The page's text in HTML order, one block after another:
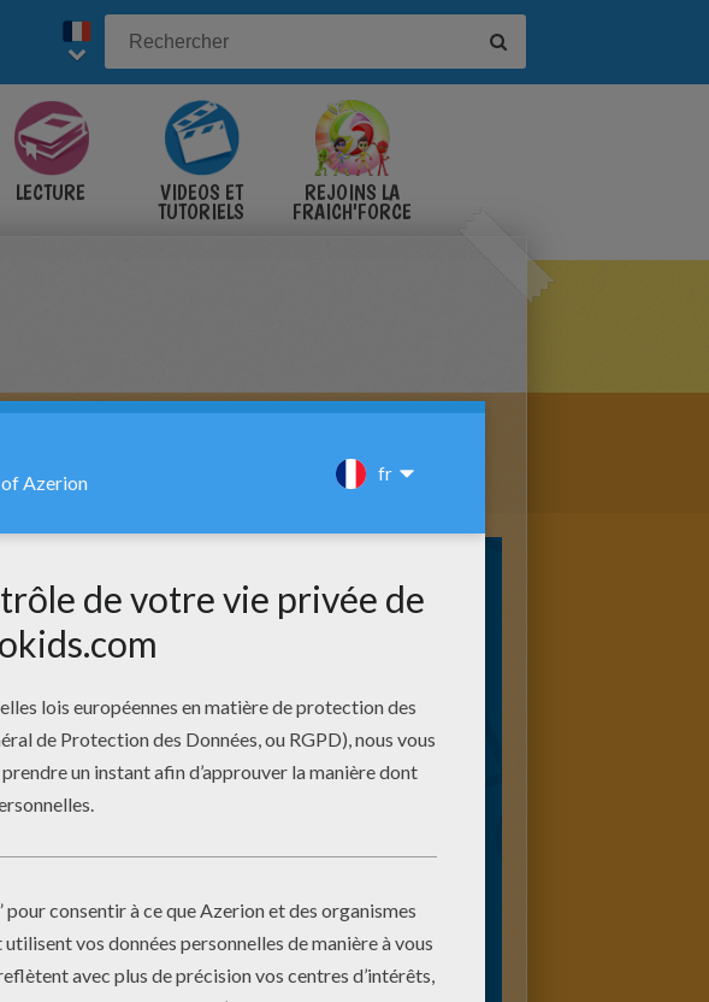
LECTURE VIDÉOS ET
TUTORIELS
REJOINS LA
FRAICH'FORCE